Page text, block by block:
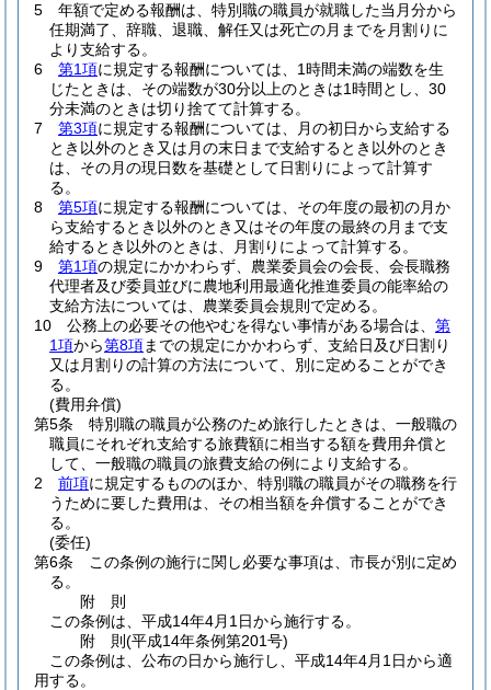
5
年額で定める報酬は、特別職の職員が就職した当月分から
任期満了、辞職、退職、解任又は死亡の月までを月割りに
より支給する。
6
第1項に規定する報酬については、1時間未満の端数を生
じたときは、その端数が30分以上のときは1時間とし、30
分未満のときは切り捨てて計算する。
7
第3項に規定する報酬については、月の初日から支給する
とき以外のとき又は月の末日まで支給するとき以外のとき
は、その月の現日数を基礎として日割りによって計算す
る。
8
第5項に規定する報酬については、その年度の最初の月か
ら支給するとき以外のとき又はその年度の最終の月まで支
給するとき以外のときは、月割りによって計算する。
9
第1項の規定にかかわらず、農業委員会の会長、会長職務
代理者及び委員並びに農地利用最適化推進委員の能率給の
支給方法については、農業委員会規則で定める。
10
公務上の必要その他やむを得ない事情がある場合は、 第
1項から第8項までの規定にかかわらず、支給日及び日割り
又は月割りの計算の方法について、別に定めることができ
る。
(費用弁償)
第5条
特別職の職員が公務のため旅行したときは、一般職の
職員にそれぞれ支給する旅費額に相当する額を費用弁償と
して、一般職の職員の旅費支給の例により支給する。
2
前項に規定するもののほか、特別職の職員がその職務を行
うために要した費用は、その相当額を弁償することができ
る。
(委任)
第6条
この条例の施行に関し必要な事項は、市長が別に定め
る。
附 則
この条例は、平成14年4月1日から施行する。
附 則(平成14年条例第201号)
この条例は、公布の日から施行し、平成14年4月1日から適
用する。